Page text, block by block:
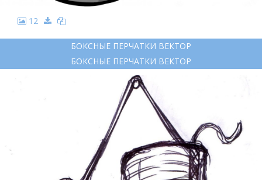
12
БОКСНЫЕ ПЕРЧАТКИ ВЕКТОР
БОКСНЫЕ ПЕРЧАТКИ ВЕКТОР